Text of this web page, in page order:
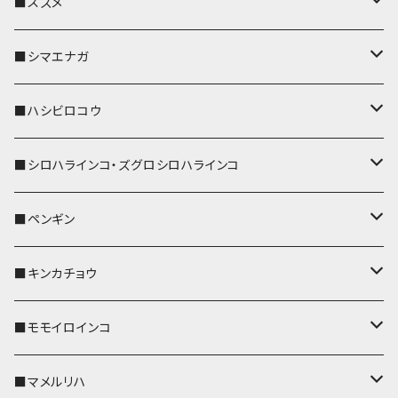
リールのみ
ストラップ付
IDカードホルダー
キーケース
名刺入れ・カードケース
コインケース
メガネケース
ポシェット・バッグ
帆布・デニム
Apple Watchバンド
リール付きストラップ
リールのみ
ストラップ付
キーケース
名刺入れ・カードケース
メガネケース
IDカードホルダー
ポシェット・バッグ
帆布・デニム
ポーチ
パスケース
IDカードホルダー
リール付きストラップ
リールのみ
ストラップ付
キーケース
名刺入れ・カードケース
ポシェット・バッグ
帆布・デニム
ポーチ
キーホルダー
パスケース
リール付きストラップ
リールのみ
ストラップ付
メガネケース
コインケース
IDカードホルダー
ポーチ
キーカバー
キーホルダー
パスケース
リール付きストラップ
リールのみ
ストラップ付
IDカードホルダー
メガネケース
コインケース
■シマエナガ
キーカバー
キーホルダー
パスケース
IDカードホルダー
リール付きストラップ
リールのみ
キーケース
■ハシビロコウ
キーカバー
キーホルダー
リール付きストラップ
リールのみ
ストラップ付
レザートレイ
パスケース
■シロハラインコ・ズグロシロハラインコ
キーカバー
キーホルダー
リール付きストラップ
リールのみ
パスケース
■ペンギン
キーカバー
キーホルダー
パスケース
■キンカチョウ
キーカバー
AppleWatchバンド
■モモイロインコ
キーカバー
■マメルリハ